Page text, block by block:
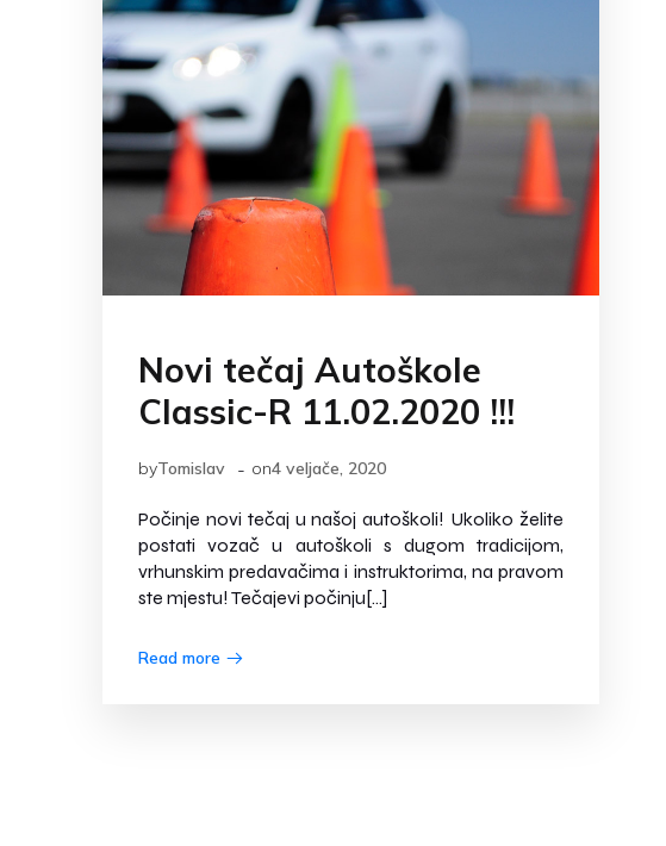
Novi tečaj Autoškole
Classic-R 11.02.2020 !!!
byTomislav - on4 veljače, 2020
Počinje novi tečaj u našoj autoškoli! Ukoliko želite
postati vozač u autoškoli s dugom tradicijom,
vrhunskim predavačima i instruktorima, na pravom
ste mjestu! Tečajevi počinju[…]
Read more